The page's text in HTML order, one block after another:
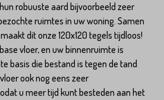
robuuste aard bijvoorbeeld zeer
ruimtes in uw woning. Samen
dit onze 120x120 tegels tijdloos!
vloer, en uw binnenruimte is
basis die bestand is tegen de tand
ook nog eens zeer
u meer tijd kunt besteden aan het